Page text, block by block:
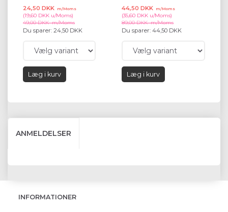
24,50 DKK m/Moms
(19,60 DKK u/Moms)
49,00 DKKm/Moms
Du sparer: 24,50 DKK
Læg i kurv
44,50 DKK m/Moms
(35,60 DKK u/Moms)
89,00 DKKm/Moms
Du sparer: 44,50 DKK
Læg i kurv
ANMELDELSER
INFORMATIONER